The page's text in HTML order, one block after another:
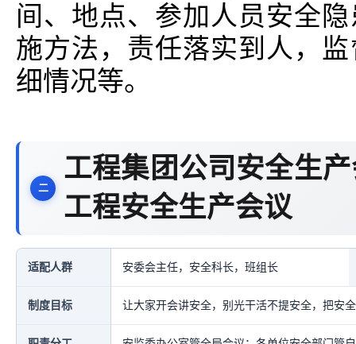
间、地点、参加人员安全
施方法，责任落实到人，
细情况等。
工程集团公司安全生
工程安全生产会议
适配人群 安委会主任，安全科长，班组长
制度目标 让大家开会讲安全，别光干活不提安全，把安